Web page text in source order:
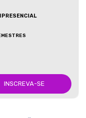
INSCREVA-SE